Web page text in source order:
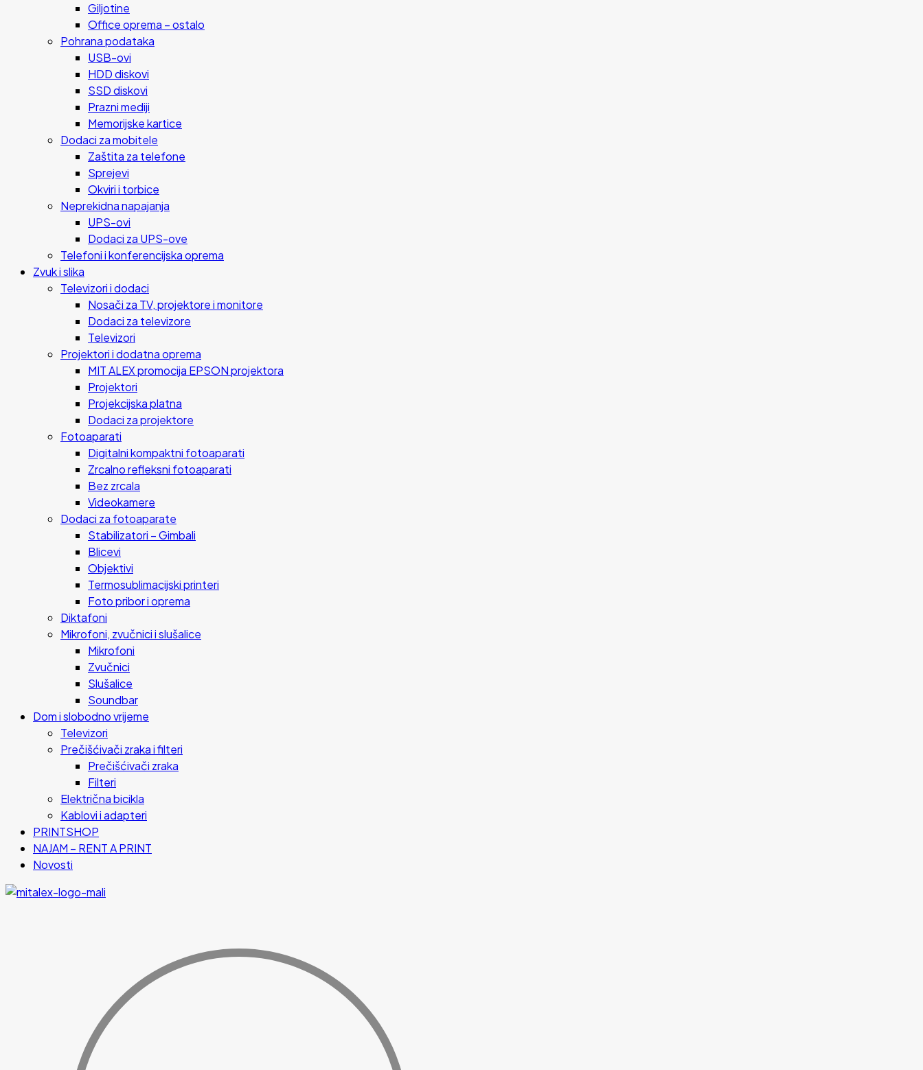
Giljotine
Office oprema – ostalo
Pohrana podataka
USB-ovi
HDD diskovi
SSD diskovi
Prazni mediji
Memorijske kartice
Dodaci za mobitele
Zaštita za telefone
Sprejevi
Okviri i torbice
Neprekidna napajanja
UPS-ovi
Dodaci za UPS-ove
Telefoni i konferencijska oprema
Zvuk i slika
Televizori i dodaci
Nosači za TV, projektore i monitore
Dodaci za televizore
Televizori
Projektori i dodatna oprema
MIT ALEX promocija EPSON projektora
Projektori
Projekcijska platna
Dodaci za projektore
Fotoaparati
Digitalni kompaktni fotoaparati
Zrcalno refleksni fotoaparati
Bez zrcala
Videokamere
Dodaci za fotoaparate
Stabilizatori – Gimbali
Blicevi
Objektivi
Termosublimacijski printeri
Foto pribor i oprema
Diktafoni
Mikrofoni, zvučnici i slušalice
Mikrofoni
Zvučnici
Slušalice
Soundbar
Dom i slobodno vrijeme
Televizori
Prečišćivači zraka i filteri
Prečišćivači zraka
Filteri
Električna bicikla
Kablovi i adapteri
PRINTSHOP
NAJAM – RENT A PRINT
Novosti